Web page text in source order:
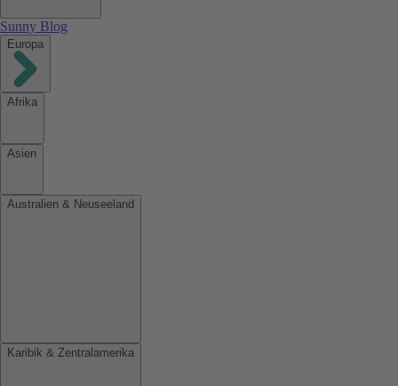
Sunny Blog
Europa
Afrika
Asien
Australien & Neuseeland
Karibik & Zentralamerika